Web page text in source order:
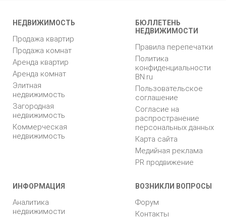
НЕДВИЖИМОСТЬ
Продажа квартир
Продажа комнат
Аренда квартир
Аренда комнат
Элитная
недвижимость
Загородная
недвижимость
Коммерческая
недвижимость
БЮЛЛЕТЕНЬ
НЕДВИЖИМОСТИ
Правила перепечатки
Политика
конфиденциальности
BN.ru
Пользовательское
соглашение
Согласие на
распространение
персональных данных
Карта сайта
Медийная реклама
PR продвижение
ИНФОРМАЦИЯ
Аналитика
недвижимости
ВОЗНИКЛИ ВОПРОСЫ
Форум
Контакты